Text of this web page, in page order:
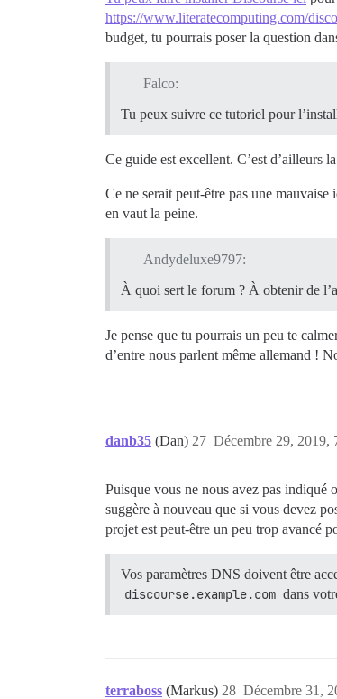
https://www.literatecomputing.com/
budget, tu pourrais poser la question
Falco:
Tu peux suivre ce tutoriel pour
Ce guide est excellent. C’est d’ailleurs
Ce ne serait peut-être pas une
en vaut la peine.
Andydeluxe9797:
À quoi sert le forum ? À obtenir de
Je pense que tu pourrais un peu te
d’entre nous parlent même allemand !
danb35 (Dan) Décembre 29, 2019,
27
Puisque vous ne nous avez pas
suggère à nouveau que si vous devez
projet est peut-être un peu trop avancé
Vos paramètres DNS doivent être
discourse.example.com dans
terraboss (Markus) Décembre 31,
28